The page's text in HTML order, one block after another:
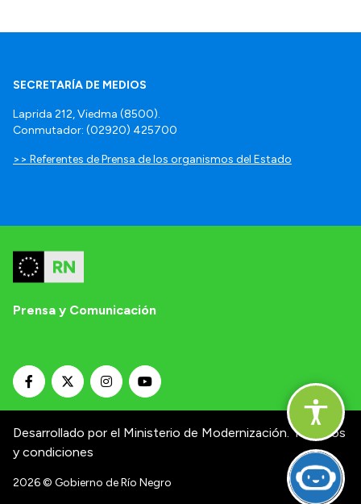
SECRETARÍA DE MEDIOS
Laprida 212, Viedma (8500).
Conmutador: (02920) 425700
>> Referentes de Prensa de los organismos del Estado
Prensa y Comunicación
Desarrollado por el Ministerio de Modernización. Términos
y condiciones
2026© Gobierno de Río Negro